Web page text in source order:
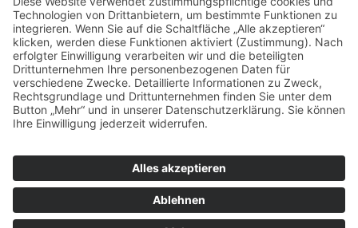
Impressum|Kontakt|Datenschutzerklärung |
Barrierefreiheitserklärung
Sauerland-Tourismus e.V. Johannes-Hummel-Weg 1 57392 Schmallenberg
T: +49 02974-96980 E: info@sauerland.com
Cookie-Einstellungen